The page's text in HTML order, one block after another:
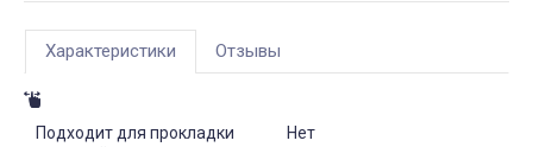
Характеристики Отзывы
Подходит для прокладки
Нет